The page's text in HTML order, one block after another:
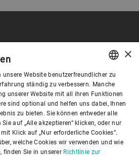
ENGLISH
SPANISH
GERMAN
FRENCH
PORTUGUESE
×
unsere Website benutzerfreundlicher zu
ständig zu verbessern. Manche
unserer Website mit all ihren Funktionen
sind optional und helfen uns dabei, Ihnen
zu bieten. Sie können entweder alle
auf „Alle akzeptieren“ klicken, oder nur
Klick auf „Nur erforderliche Cookies“.
welche Cookies wir verwenden und wie
finden Sie in unserer Richtlinie zur